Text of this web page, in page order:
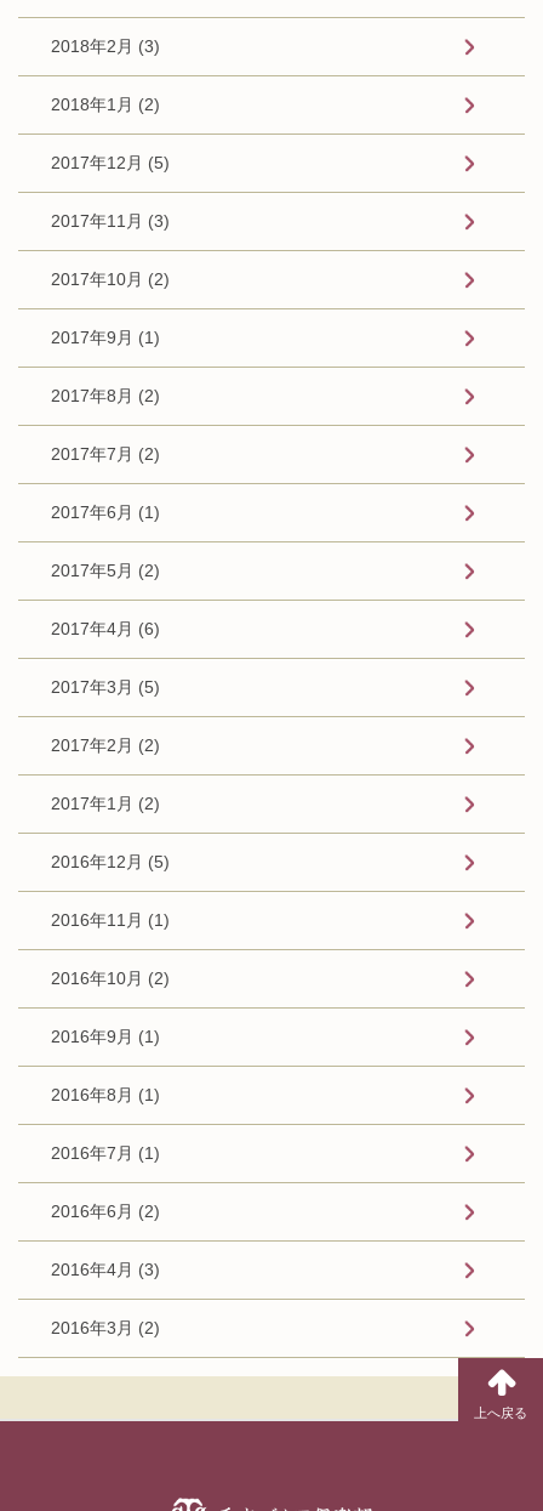
2018年2月 (3)
2018年1月 (2)
2017年12月 (5)
2017年11月 (3)
2017年10月 (2)
2017年9月 (1)
2017年8月 (2)
2017年7月 (2)
2017年6月 (1)
2017年5月 (2)
2017年4月 (6)
2017年3月 (5)
2017年2月 (2)
2017年1月 (2)
2016年12月 (5)
2016年11月 (1)
2016年10月 (2)
2016年9月 (1)
2016年8月 (1)
2016年7月 (1)
2016年6月 (2)
2016年4月 (3)
2016年3月 (2)